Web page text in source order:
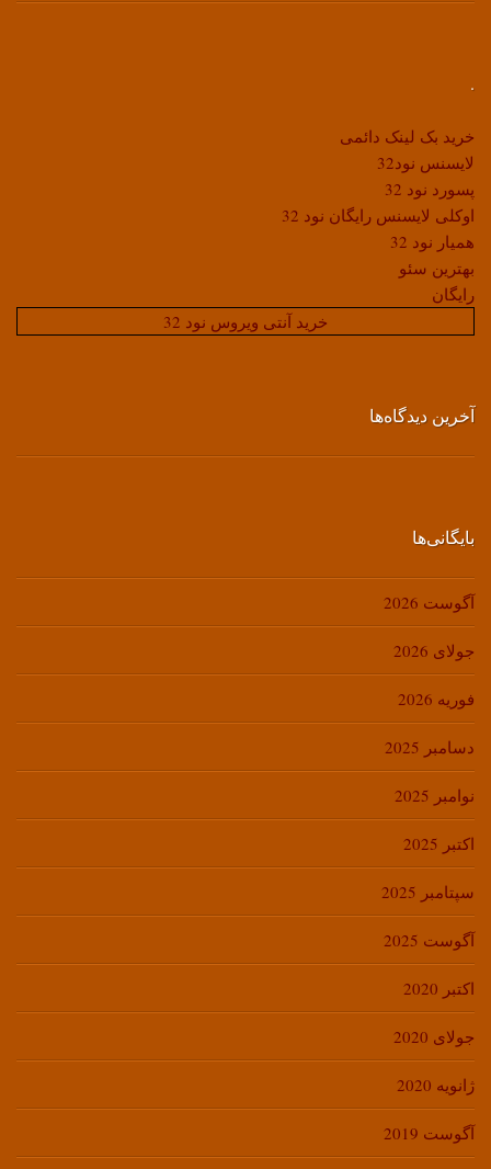
.
خرید بک لینک دائمی
لایسنس نود32
پسورد نود 32
اوکلی لایسنس رایگان نود 32
همیار نود 32
بهترین سئو
رایگان
خرید آنتی ویروس نود 32
آخرین دیدگاه‌ها
بایگانی‌ها
آگوست 2026
جولای 2026
فوریه 2026
دسامبر 2025
نوامبر 2025
اکتبر 2025
سپتامبر 2025
آگوست 2025
اکتبر 2020
جولای 2020
ژانویه 2020
آگوست 2019